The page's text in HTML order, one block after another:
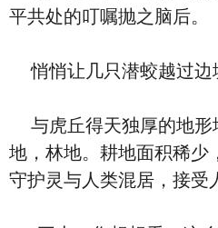
平共处的叮嘱抛之脑后。
悄悄让几只潜蛟越过边
与虎丘得天独厚的地形
地，林地。耕地面积稀少
守护灵与人类混居，接受